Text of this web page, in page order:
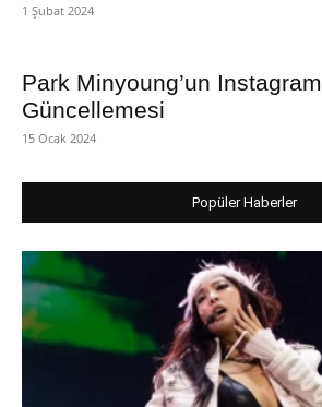
1 Şubat 2024
Park Minyoung’un Instagram
Güncellemesi
15 Ocak 2024
Popüler Haberler